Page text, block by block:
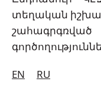
տեղական
EN RU